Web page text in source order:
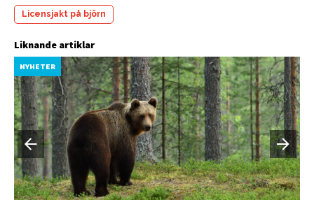
Licensjakt på björn
Liknande artiklar
NYHETER